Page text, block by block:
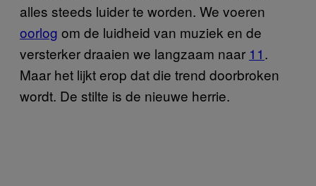
alles steeds luider te worden. We voeren
oorlog om de luidheid van muziek en de
versterker draaien we langzaam naar ​11.
Maar het lijkt erop dat die trend doorbroken
wordt. De stilte is de nieuwe herrie.